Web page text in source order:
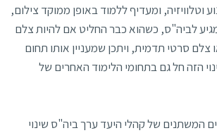
וטלוויזיה, ומעדיף ללמוד באופן ממוקד צילום,
מגיע לביה"ס, כשהוא כבר החליט אם להיות צלם
צלם סרטי תדמית, ויתכן שמעניין אותו תחום
הזה חל גם בתחומי הלימוד האחרים של
המשתנים של קהלי היעד ערך ביה"ס שינוי